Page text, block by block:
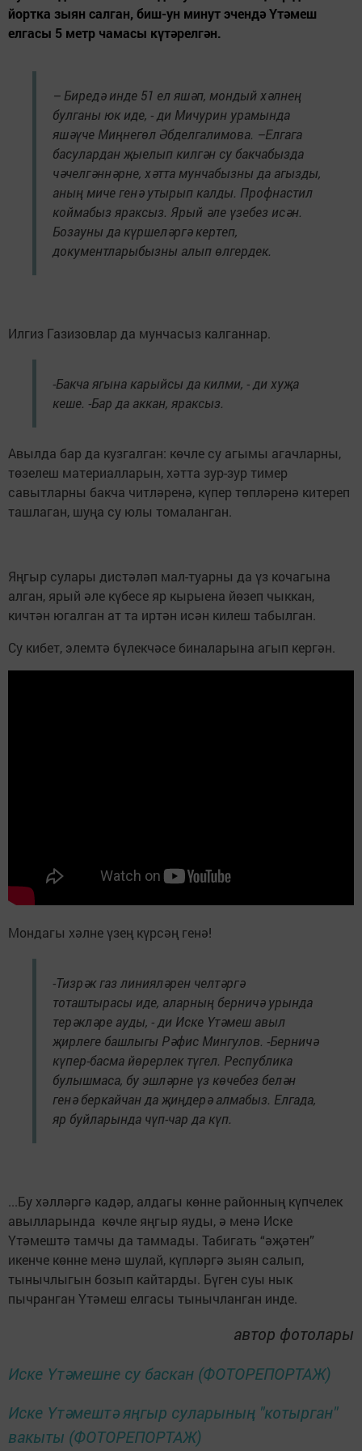
йортка зыян салган, биш-ун минут эчендә Үтәмеш
елгасы 5 метр чамасы күтәрелгән.
– Биредә инде 51 ел яшәп, мондый хәлнең
булганы юк иде, - ди Мичурин урамында
яшәүче Миңнегөл Әбделгалимова. –Елгага
басулардан җыелып килгән су бакчабызда
чәчелгәннәрне, хәтта мунчабызны да агызды,
аның миче генә утырып калды. Профнастил
коймабыз яраксыз. Ярый әле үзебез исән.
Бозауны да күршеләргә кертеп,
документларыбызны алып өлгердек.
Илгиз Газизовлар да мунчасыз калганнар.
-Бакча ягына карыйсы да килми, - ди хуҗа
кеше. -Бар да аккан, яраксыз.
Авылда бар да кузгалган: көчле су агымы агачларны,
төзелеш материалларын, хәтта зур-зур тимер
савытларны бакча читләренә, күпер төпләренә китереп
ташлаган, шуңа су юлы томаланган.
Яңгыр сулары дистәләп мал-туарны да үз кочагына
алган, ярый әле күбесе яр кырыена йөзеп чыккан,
кичтән югалган ат та иртән исән килеш табылган.
Су кибет, элемтә бүлекчәсе биналарына агып кергән.
Мондагы хәлне үзең күрсәң генә!
-Тизрәк газ линияләрен челтәргә
тоташтырасы иде, аларның берничә урында
терәкләре ауды, - ди Иске Үтәмеш авыл
җирлеге башлыгы Рәфис Мингулов. -Берничә
күпер-басма йөрерлек түгел. Республика
булышмаса, бу эшләрне үз көчебез белән
генә беркайчан да җиңдерә алмабыз. Елгада,
яр буйларында чүп-чар да күп.
...Бу хәлләргә кадәр, алдагы көнне районның күпчелек
авылларында көчле яңгыр яуды, ә менә Иске
Үтәмештә тамчы да таммады. Табигать “әҗәтен”
икенче көнне менә шулай, күпләргә зыян салып,
тынычлыгын бозып кайтарды. Бүген суы нык
пычранган Үтәмеш елгасы тынычланган инде.
автор фотолары
Иске Үтәмешне су баскан (ФОТОРЕПОРТАЖ)
Иске Үтәмештә яңгыр суларының "котырган"
вакыты (ФОТОРЕПОРТАЖ)